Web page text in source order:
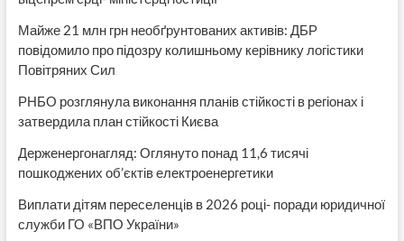
Майже 21 млн грн необґрунтованих активів: ДБР
повідомило про підозру колишньому керівнику логістики
Повітряних Сил
РНБО розглянула виконання планів стійкості в регіонах і
затвердила план стійкості Києва
Держенергонагляд: Оглянуто понад 11,6 тисячі
пошкоджених об’єктів електроенергетики
Виплати дітям переселенців в 2026 році- поради юридичної
служби ГО «ВПО України»